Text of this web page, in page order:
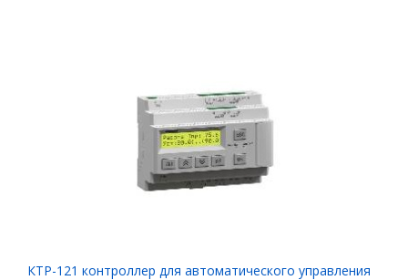
КТР-121 контроллер для автоматического управления